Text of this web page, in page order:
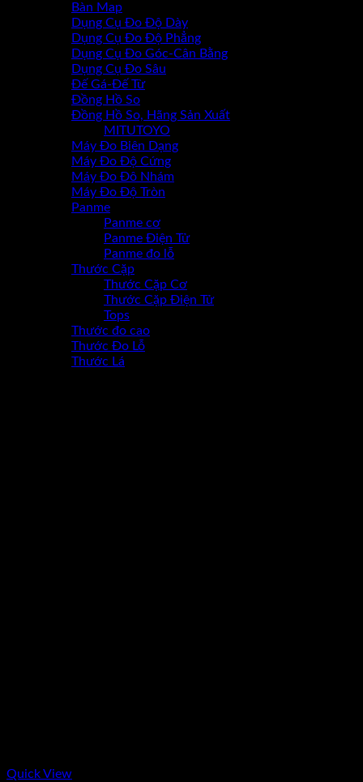
Bàn Map
Dụng Cụ Đo Độ Dày
Dụng Cụ Đo Độ Phẳng
Dụng Cụ Đo Góc-Cân Bằng
Dụng Cụ Đo Sâu
Đế Gá-Đế Từ
Đồng Hồ So
Đồng Hồ So, Hãng Sản Xuất
MITUTOYO
Máy Đo Biên Dạng
Máy Đo Độ Cứng
Máy Đo Đô Nhám
Máy Đo Độ Tròn
Panme
Panme cơ
Panme Điện Tử
Panme đo lỗ
Thước Cặp
Thước Cặp Cơ
Thước Cặp Điện Tử
Tops
Thước đo cao
Thước Đo Lỗ
Thước Lá
Quick View